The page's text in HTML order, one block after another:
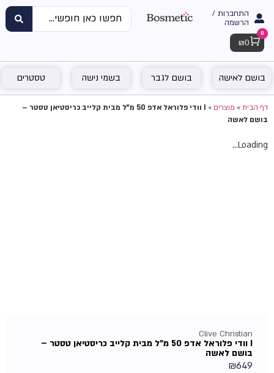
התחברות /
הרשמה
Cart
0
₪ 0
בושם לאישה בושם לגבר בשמי נישה טסטרים
דף הבית»מוצרים»
I וודי פלוראל אדפ 50 מ"ל מבית קלייב כריסטיאן טסטר –
בושם לאשה
Loading...
Clive Christian
I וודי פלוראל אדפ 50 מ"ל מבית קלייב כריסטיאן טסטר –
בושם לאשה
₪649